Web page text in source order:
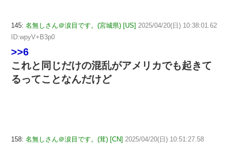
145: 名無しさん＠涙目です。(宮城県) [US] 2025/04/20(日) 10:38:01.62
ID:wpyV+B3p0
>>6
これと同じだけの混乱がアメリカでも起きて
るってことなんだけど
158: 名無しさん＠涙目です。(茸) [CN] 2025/04/20(日) 10:51:27.58